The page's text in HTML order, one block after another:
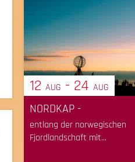
12 AUG - 24 AUG
NORDKAP -
entlang der norwegischen
Fjordlandschaft mit...